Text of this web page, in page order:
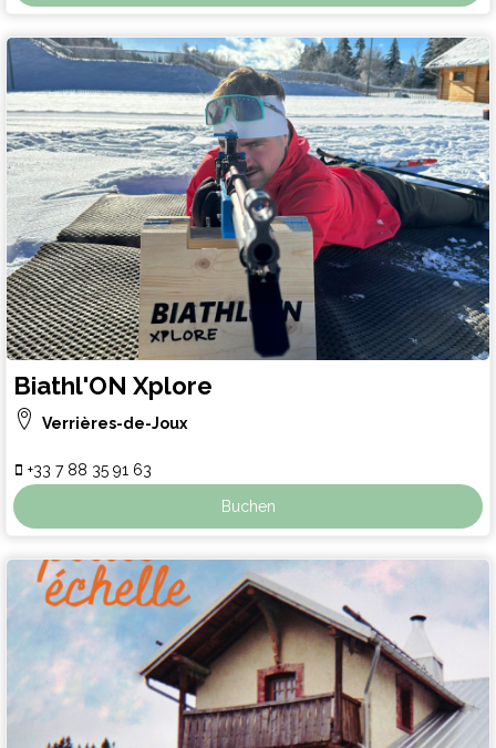
Biathl'ON Xplore
Verrières-de-Joux
+33 7 88 35 91 63
Buchen